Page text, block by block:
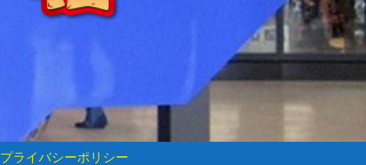
プライバシーポリシー